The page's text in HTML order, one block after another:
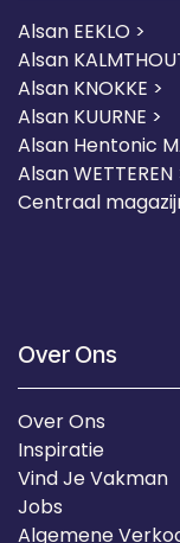
Alsan EEKLO >
Alsan
Alsan KNOKKE >
Alsan KUURNE >
Alsan Hentonic
Alsan WETTEREN
Centraal
Over Ons
Over Ons
Inspiratie
Vind Je Vakman
Jobs
Algemene